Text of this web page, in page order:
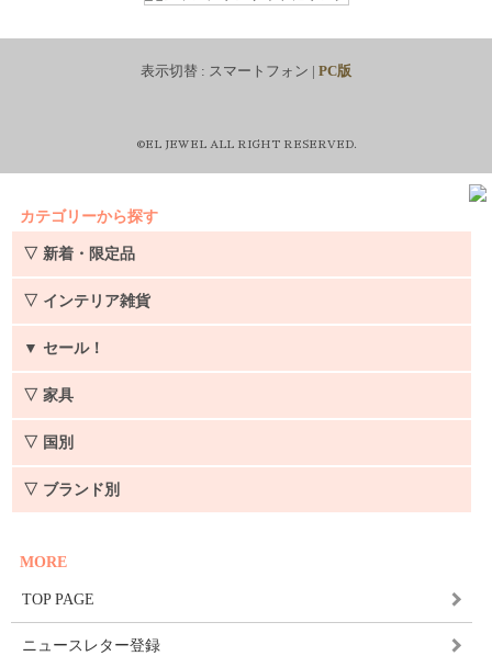
表示切替 : スマートフォン | PC版
©EL JEWEL ALL RIGHT RESERVED.
カテゴリーから探す
▽ 新着・限定品
▽ インテリア雑貨
▼ セール！
▽ 家具
▽ 国別
▽ ブランド別
MORE
TOP PAGE
ニュースレター登録